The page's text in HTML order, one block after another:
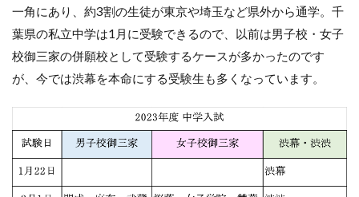
一角にあり、約3割の生徒が東京や埼玉など県外から通学。千
葉県の私立中学は1月に受験できるので、以前は男子校・女子
校御三家の併願校として受験するケースが多かったのです
が、今では渋幕を本命にする受験生も多くなっています。